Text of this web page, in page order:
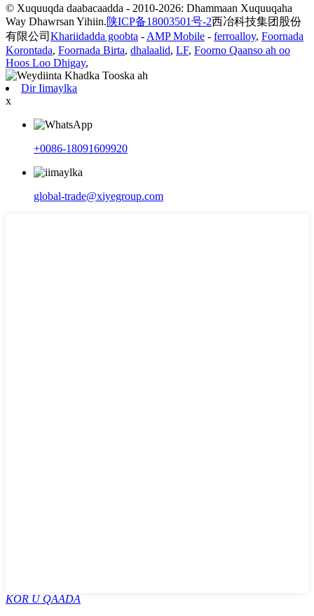
© Xuquuqda daabacaadda - 2010-2026: Dhammaan Xuquuqaha
Way Dhawrsan Yihiin.陕ICP备18003501号-2西冶科技集团股份
有限公司 Khariidadda goobta - AMP Mobile - ferroalloy, Foornada
Korontada, Foornada Birta, dhalaalid, LF, Foorno Qaanso ah oo
Hoos Loo Dhigay,
Dir Iimaylka
x
+0086-18091609920
global-trade@xiyegroup.com
KOR U QAADA